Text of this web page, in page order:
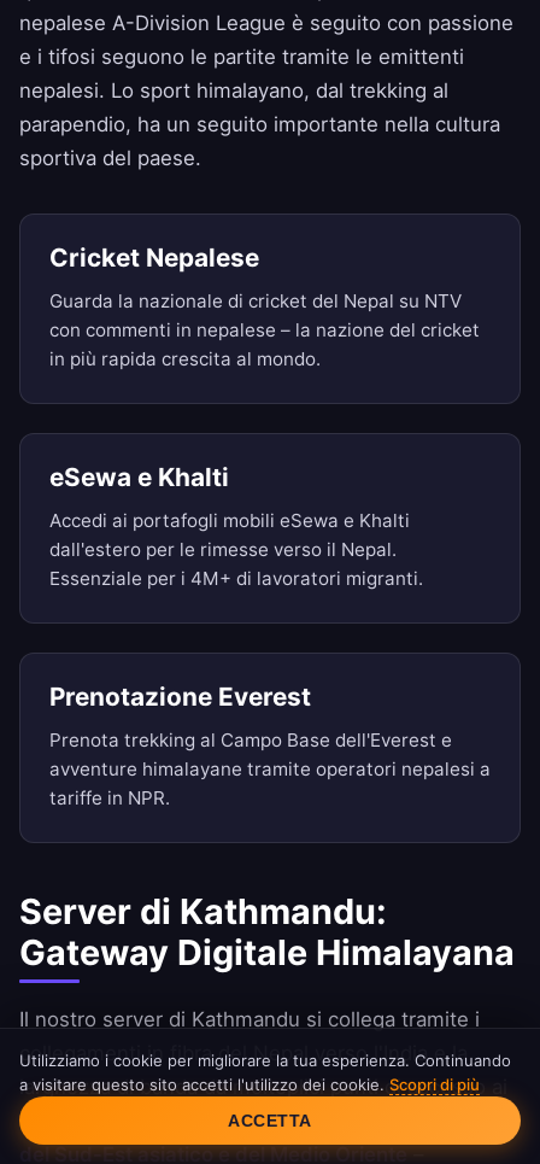
nepalese A-Division League è seguito con passione
e i tifosi seguono le partite tramite le emittenti
nepalesi. Lo sport himalayano, dal trekking al
parapendio, ha un seguito importante nella cultura
sportiva del paese.
Cricket Nepalese
Guarda la nazionale di cricket del Nepal su NTV
con commenti in nepalese – la nazione del cricket
in più rapida crescita al mondo.
eSewa e Khalti
Accedi ai portafogli mobili eSewa e Khalti
dall'estero per le rimesse verso il Nepal.
Essenziale per i 4M+ di lavoratori migranti.
Prenotazione Everest
Prenota trekking al Campo Base dell'Everest e
avventure himalayane tramite operatori nepalesi a
tariffe in NPR.
Server di Kathmandu:
Gateway Digitale Himalayana
Il nostro server di Kathmandu si collega tramite i
collegamenti in fibra del Nepal verso l'India e la
larghezza di banda da molteplici punti di accesso ai
cavi sottomarini.
Buon routing verso le reti indiane,
del Sud-Est asiatico e del Medio Oriente–
Consenso Cookie
Utilizziamo i cookie per migliorare la tua esperienza. Continuando
a visitare questo sito accetti l'utilizzo dei cookie. Scopri di più
ACCETTA